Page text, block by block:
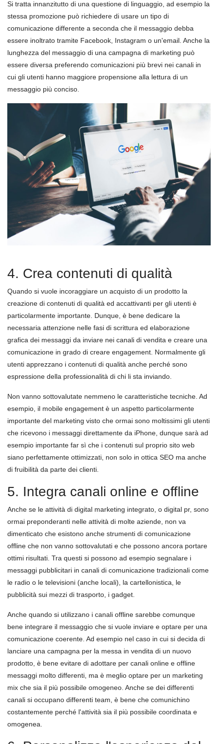
Si tratta innanzitutto di una questione di linguaggio, ad esempio la
stessa promozione può richiedere di usare un tipo di
comunicazione differente a seconda che il messaggio debba
essere inoltrato tramite Facebook, Instagram o un'email. Anche la
lunghezza del messaggio di una campagna di marketing può
essere diversa preferendo comunicazioni più brevi nei canali in
cui gli utenti hanno maggiore propensione alla lettura di un
messaggio più conciso.
4. Crea contenuti di qualità
Quando si vuole incoraggiare un acquisto di un prodotto la
creazione di contenuti di qualità ed accattivanti per gli utenti è
particolarmente importante. Dunque, è bene dedicare la
necessaria attenzione nelle fasi di scrittura ed elaborazione
grafica dei messaggi da inviare nei canali di vendita e creare una
comunicazione in grado di creare engagement. Normalmente gli
utenti apprezzano i contenuti di qualità anche perché sono
espressione della professionalità di chi li sta inviando.
Non vanno sottovalutate nemmeno le caratteristiche tecniche. Ad
esempio, il mobile engagement è un aspetto particolarmente
importante del marketing visto che ormai sono moltissimi gli utenti
che ricevono i messaggi direttamente da iPhone, dunque sarà ad
esempio importante far sì che i contenuti sul proprio sito web
siano perfettamente ottimizzati, non solo in ottica SEO ma anche
di fruibilità da parte dei clienti.
5. Integra canali online e offline
Anche se le attività di digital marketing integrato, o digital pr, sono
ormai preponderanti nelle attività di molte aziende, non va
dimenticato che esistono anche strumenti di comunicazione
offline che non vanno sottovalutati e che possono ancora portare
ottimi risultati. Tra questi si possono ad esempio segnalare i
messaggi pubblicitari in canali di comunicazione tradizionali come
le radio o le televisioni (anche locali), la cartellonistica, le
pubblicità sui mezzi di trasporto, i gadget.
Anche quando si utilizzano i canali offline sarebbe comunque
bene integrare il messaggio che si vuole inviare e optare per una
comunicazione coerente. Ad esempio nel caso in cui si decida di
lanciare una campagna per la messa in vendita di un nuovo
prodotto, è bene evitare di adottare per canali online e offline
messaggi molto differenti, ma è meglio optare per un marketing
mix che sia il più possibile omogeneo. Anche se dei differenti
canali si occupano differenti team, è bene che comunichino
costantemente perché l'attività sia il più possibile coordinata e
omogenea.